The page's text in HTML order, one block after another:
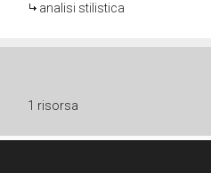
analisi stilistica
1 risorsa